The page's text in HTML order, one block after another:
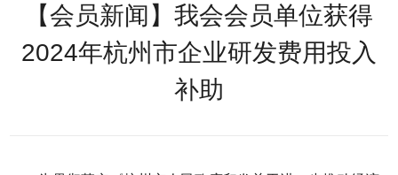
【会员新闻】我会会员单位获得
2024年杭州市企业研发费用投入
补助